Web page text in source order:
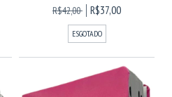
R$42,00
R$37,00
ESGOTADO